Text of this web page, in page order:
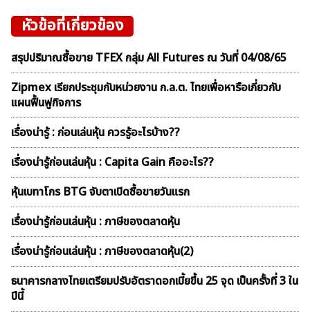
หัวข้อที่เกี่ยวข้อง
สรุปปริมาณซื้อขาย TFEX กลุ่ม All Futures ณ วันที่ 04/08/65
Zipmex เรียกประชุมกับหน่วยงาน ก.ล.ต. ไทยเพื่อหารือเกี่ยวกับ
แผนฟื้นฟูกิจการ
เรื่องน่ารู้ : ก่อนเล่นหุ้น ควรรู้อะไรบ้าง??
เรื่องน่ารู้ก่อนเล่นหุ้น : Capita Gain คืออะไร??
หุ้นเบทาโกร BTG จับตาเปิดซื้อขายวันแรก
เรื่องน่ารู้ก่อนเล่นหุ้น : ภาษีของตลาดหุ้น
เรื่องน่ารู้ก่อนเล่นหุ้น : ภาษีของตลาดหุ้น(2)
ธนาคารกลางไทยเตรียมปรับอัตราดอกเบี้ยขึ้น 25 จุด เป็นครั้งที่ 3 ใน
ปีนี้